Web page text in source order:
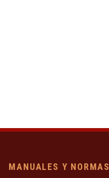
MANUALES Y NORMAS